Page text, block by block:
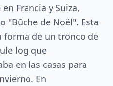
Francia y Suiza,
"Bûche de Noël". Esta
forma de un tronco de
log que
en las casas para
En